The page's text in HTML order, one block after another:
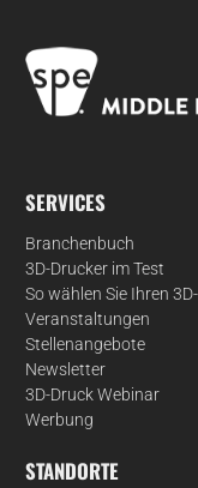
SERVICES
Branchenbuch
3D-Drucker im Test
So wählen Sie Ihren
Veranstaltungen
Stellenangebote
Newsletter
3D-Druck Webinar
Werbung
STANDORTE